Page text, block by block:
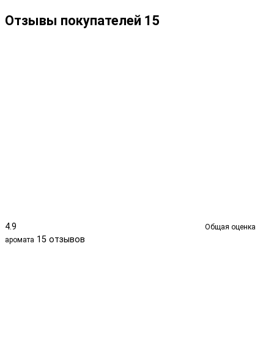
Отзывы покупателей 15
4.9
Общая оценка
аромата 15 отзывов